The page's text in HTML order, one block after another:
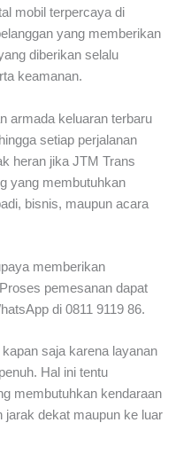
mobil terpercaya di
yang memberikan
diberikan selalu
keamanan.
armada keluaran terbaru
setiap perjalanan
heran jika JTM Trans
yang membutuhkan
bisnis, maupun acara
memberikan
pemesanan dapat
di 0811 9119 86.
saja karena layanan
Hal ini tentu
membutuhkan kendaraan
jarak dekat maupun ke luar